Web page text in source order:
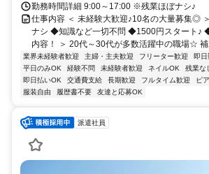
勤務時間詳細 9:00～17:00 ※残業ほぼナシ♪
仕事内容 ＜ 未経験大歓迎♪10名の大量募集◎
ナシ ◆知識など一切不問 ◆1500円スタート♪
内容！ ＞ 20代～30代が多数活躍中の職場☆
業界未経験者歓迎 主婦・主夫歓迎 フリーター歓迎 即
平日のみOK
経験不問 未経験者歓迎 ネイルOK 残業なし
即日払いOK
交通費支給 長期歓迎 フルタイム歓迎 ピ
服装自由
履歴書不要 友達と応募OK
派遣社員